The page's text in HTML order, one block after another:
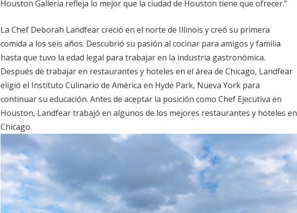
Houston Galleria refleja lo mejor que la ciudad de Houston tiene que ofrecer.”
La Chef Deborah Landfear creció en el norte de Illinois y creó su primera
comida a los seis años. Descubrió su pasión al cocinar para amigos y familia
hasta que tuvo la edad legal para trabajar en la industria gastronómica.
Después de trabajar en restaurantes y hoteles en el área de Chicago, Landfear
eligió el Instituto Culinario de América en Hyde Park, Nueva York para
continuar su educación. Antes de aceptar la posición como Chef Ejecutiva en
Houston, Landfear trabajó en algunos de los mejores restaurantes y hoteles en
Chicago.